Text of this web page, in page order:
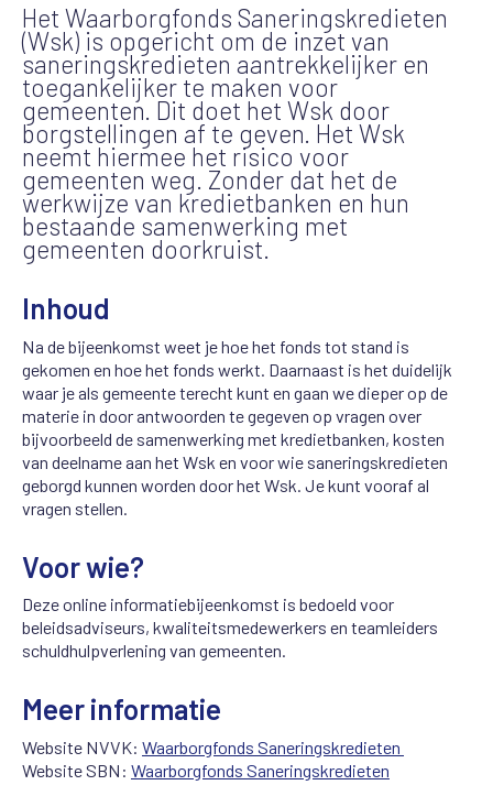
Het Waarborgfonds Saneringskredieten
(Wsk) is opgericht om de inzet van
saneringskredieten aantrekkelijker en
toegankelijker te maken voor
gemeenten. Dit doet het Wsk door
borgstellingen af te geven. Het Wsk
neemt hiermee het risico voor
gemeenten weg. Zonder dat het de
werkwijze van kredietbanken en hun
bestaande samenwerking met
gemeenten doorkruist.
Inhoud
Na de bijeenkomst weet je hoe het fonds tot stand is
gekomen en hoe het fonds werkt. Daarnaast is het duidelijk
waar je als gemeente terecht kunt en gaan we dieper op de
materie in door antwoorden te gegeven op vragen over
bijvoorbeeld de samenwerking met kredietbanken, kosten
van deelname aan het Wsk en voor wie saneringskredieten
geborgd kunnen worden door het Wsk. Je kunt vooraf al
vragen stellen.
Voor wie?
Deze online informatiebijeenkomst is bedoeld voor
beleidsadviseurs, kwaliteitsmedewerkers en teamleiders
schuldhulpverlening van gemeenten.
Meer informatie
Website NVVK: Waarborgfonds Saneringskredieten
Website SBN: Waarborgfonds Saneringskredieten